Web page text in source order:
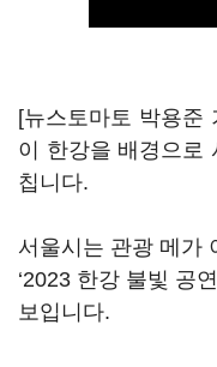
[뉴스토마토 박용준
이 한강을 배경으로
칩니다.
서울시는 관광 메가
‘2023 한강 불빛 공
보입니다.